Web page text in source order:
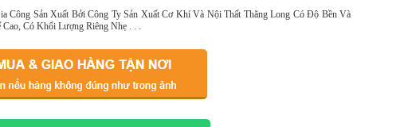
Công Sản Xuất Bởi Công Ty Sản Xuất Cơ Khí Và Nội Thất Thăng Long Có Độ Bền Và
Cao, Có Khối Lượng Riêng Nhẹ . . .